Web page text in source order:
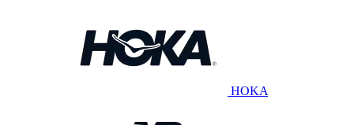
HOKA